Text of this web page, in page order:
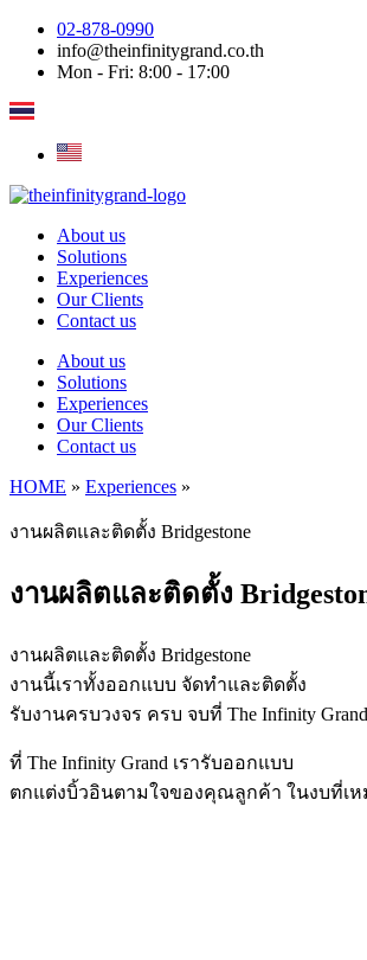
Skip
content
02-878-0990
info@theinfinitygrand.co.th
Mon - Fri: 8:00 - 17:00
About us
Solutions
Experiences
Our Clients
Contact us
About us
Solutions
Experiences
Our Clients
Contact us
HOME » Experiences »
งานผลิตและติดตั้ง Bridgestone
งานผลิตและติดตั้ง
งานผลิตและติดตั้ง Bridgestone
งานนี้เราทั้งออกแบบ จัดทำและติดตั้ง
รับงานครบวงจร ครบ จบที่ The Infinity Grand
ที่ The Infinity Grand เรารับออกแบบ
ตกแต่งบิ้วอินตามใจของคุณลูกค้า ในงบที่เห